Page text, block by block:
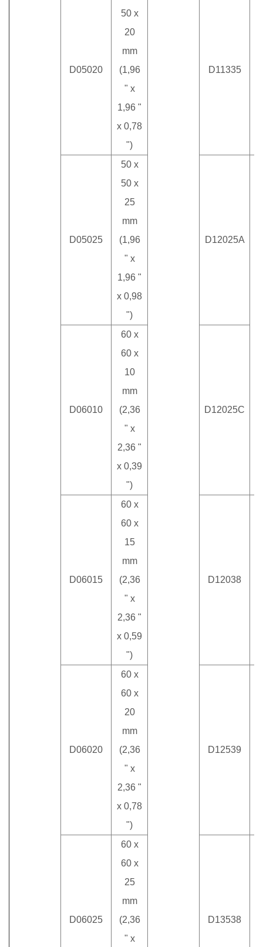
D05020
50 x
20
mm
(1,96
" x
1,96 "
x 0,78
")
D11335
D05025
50 x
50 x
25
mm
(1,96
" x
1,96 "
x 0,98
")
D12025A
D06010
60 x
60 x
10
mm
(2,36
" x
2,36 "
x 0,39
")
D12025C
D06015
60 x
60 x
15
mm
(2,36
" x
2,36 "
x 0,59
")
D12038
D06020
60 x
60 x
20
mm
(2,36
" x
2,36 "
x 0,78
")
D12539
D06025
60 x
60 x
25
mm
(2,36
" x
D13538